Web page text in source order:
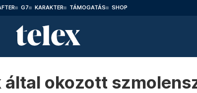
G7 KARAKTER TÁMOGATÁS SHOP
okozott